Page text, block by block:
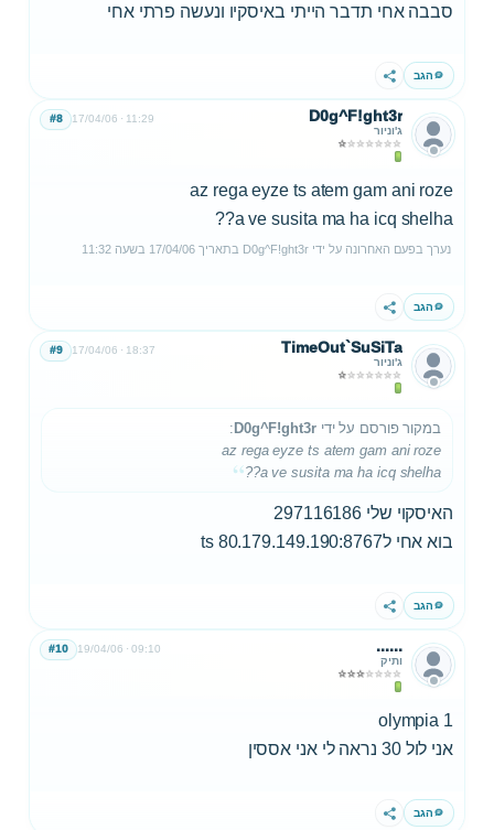
סבבה אחי תדבר הייתי באיסקיו ונעשה פרתי אחי
הגב שתף
D0g^F!ght3r
ג'וניור
17/04/06 11:29
#8
az rega eyze ts atem gam ani roze
a ve susita ma ha icq shelha??
נערך בפעם האחרונה על ידי D0g^F!ght3r בתאריך 17/04/06 בשעה 11:32
הגב שתף
TimeOut`SuSiTa
ג'וניור
17/04/06 18:37
#9
במקור פורסם על ידיD0g^F!ght3r
:
az rega eyze ts atem gam ani roze
a ve susita ma ha icq shelha??
האיסקוי שלי 297116186
בוא אחי לts 80.179.149.190:8767
הגב שתף
......
ותיק
19/04/06 09:10
#10
olympia 1
אני לול 30 נראה לי אני אססין
הגב שתף